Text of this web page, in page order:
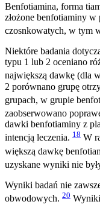
Benfotiamina, forma
złożone benfotiaminy
czosnkowatych, w tym
Niektóre badania
typu 1 lub 2 oceniano
największą dawkę (dla
2 porównano grupę
grupach, w grupie
zaobserwowano
dawki benfotiaminy z
intencją leczenia. 18 W
większą dawkę
uzyskane wyniki nie
Wyniki badań nie
obwodowych. 20